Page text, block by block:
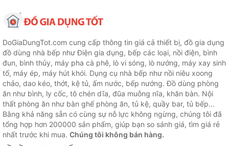
DoGiaDungTot.com cung cấp thông tin giá cả thiết bị, đồ gia dụng
đồ dùng nhà bếp như Điện gia dụng, bếp các loại, nồi điện, bình
đun, bình thủy, máy pha cà phê, lò vi sóng, lò nướng, máy xay sinh
tố, máy ép, máy hút khói. Dụng cụ nhà bếp như nồi niêu xoong
chảo, dao kéo, thớt, kệ tủ, ấm nước, bếp nướng. Đồ dùng phòng
ăn như bình, ly cốc, tô chén dĩa, đũa muỗng nĩa, khăn bàn. Nội
thất phòng ăn như bàn ghế phòng ăn, tủ kệ, quầy bar, tủ bếp...
Bằng khả năng sẵn có cùng sự nỗ lực không ngừng, chúng tôi đã
tổng hợp hơn 200000 sản phẩm, giúp bạn so sánh giá, tìm giá rẻ
nhất trước khi mua. Chúng tôi không bán hàng.